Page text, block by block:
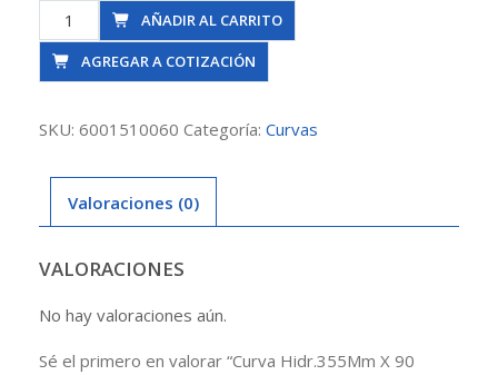
Curva
Hidr.355Mm
C/Goma
AÑADIR AL CARRITO
AGREGAR A COTIZACIÓN
SKU: 6001510060 Categoría: Curvas
Valoraciones (0)
VALORACIONES
No hay valoraciones aún.
Sé el primero en valorar “Curva Hidr.355Mm X 90